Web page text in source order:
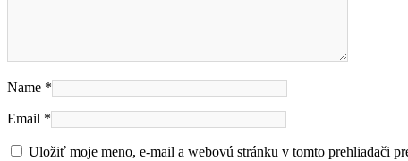
Name *
Email *
Uložiť moje meno, e-mail a webovú stránku v tomto prehliadači